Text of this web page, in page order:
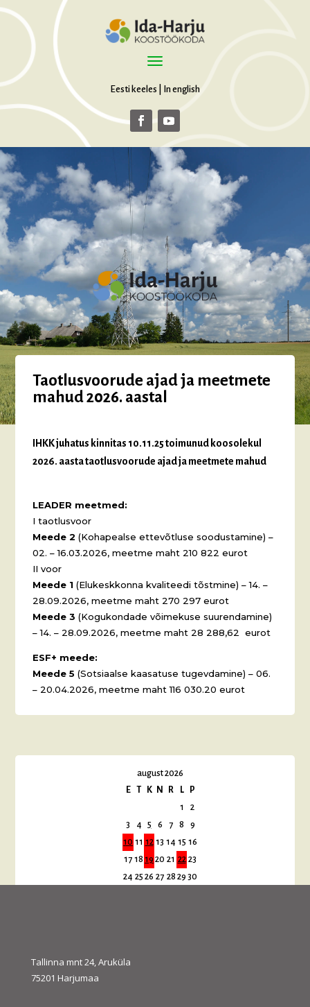
Eesti keeles In english
Taotlusvoorude ajad ja meetmete
mahud 2026. aastal
IHKK juhatus kinnitas 10.11.25 toimunud koosolekul
2026. aasta taotlusvoorude ajad ja meetmete mahud
LEADER meetmed:
I taotlusvoor
Meede 2(Kohapealse ettevõtluse soodustamine) –
02. – 16.03.2026, meetme maht 210 822 eurot
II voor
Meede 1(Elukeskkonna kvaliteedi tõstmine) – 14. –
28.09.2026, meetme maht 270 297 eurot
Meede 3(Kogukondade võimekuse suurendamine)
– 14. – 28.09.2026, meetme maht 28 288,62 eurot
ESF+ meede:
Meede 5 (Sotsiaalse kaasatuse tugevdamine) – 06.
– 20.04.2026, meetme maht 116 030.20 eurot
august 2026
E
T K N R L
P
1
2
3
4 5 6 7 8
9
10 11 12 13 14 15 16
17 18 19 20 21 22 23
24 25 26 27 28 29 30
Tallinna mnt 24, Aruküla
75201 Harjumaa